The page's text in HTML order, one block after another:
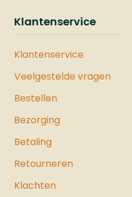
Klantenservice
Klantenservice
Veelgestelde vragen
Bestellen
Bezorging
Betaling
Retourneren
Klachten